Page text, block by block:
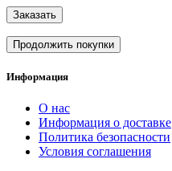
Заказать
Продолжить покупки
Информация
О нас
Информация о доставке
Политика безопасности
Условия соглашения